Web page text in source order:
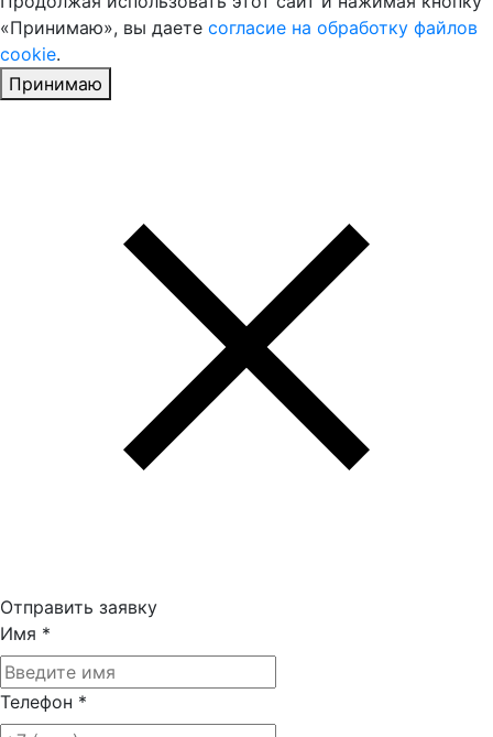
«Принимаю», вы даете согласие на обработку файлов
cookie.
Принимаю
Отправить заявку
Имя *
Телефон *